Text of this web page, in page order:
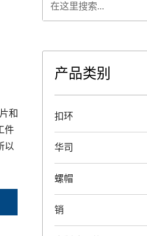
和
件
以
产品类别
扣环
华司
螺帽
销